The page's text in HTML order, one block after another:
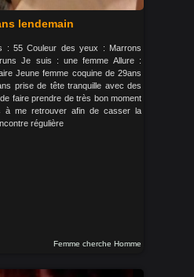
lendemain
: 55 Couleur des yeux : Marrons
Je suis : une femme Allure :
Jeune femme coquine de 29ans
prise de tête tranquille avec des
faire prendre de très bon moment
à me retrouver afin de casser la
régulière
Femme cherche Homme